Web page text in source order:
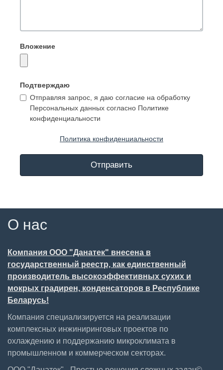
Вложение
Подтверждаю
Отправляя запрос, я даю согласие на обработку
Персональных данных согласно Политике
конфиденциальности
Политика конфиденциальности
Отправить
О нас
Компания ООО "Данатек" внесена в
государственный реестр, как единственный
производитель высокоэффективных сухих и
мокрых градирен, конденсаторов в Республике
Беларусь!
Компания специализируется на реализации
комплексных инжиниринговых проектов по
охлаждению и поддержанию микроклимата в
промышленном и коммерческом секторах.